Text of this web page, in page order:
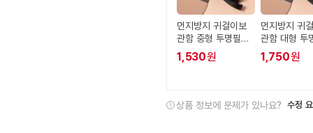
먼지방지 귀걸이보
관함 중형 투명필름
액세서리정리함 거
치대
1,530원
먼지방지 귀
관함 대형 투
액세서리정
치대
1,750원
상품 정보에 문제가 있나요? 수정